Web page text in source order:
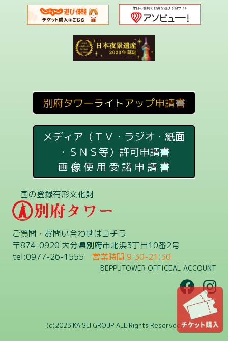
別府タワーライトアップ申請書
メディア（ＴＶ・ラジオ・紙面
・ＳＮＳ等）許可申請書
画 像 使 用 受 諾 申 請 書
国の登録有形文化財
ご質問・お問い合わせはコチラ
〒874-0920 大分県別府市北浜3丁目10番2号
tel:0977-26-1555
営業時間 9:30-21:30
BEPPUTOWER OFFICEAL ACCOUNT
(c)2023 KAISEI GROUP ALL Rights Reserved.